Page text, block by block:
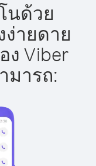
นด้วย
ง่ายดาย
Viber
มารถ: